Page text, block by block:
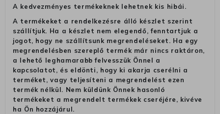
A kedvezményes termékeknek lehetnek kis hibái.
A termékeket a rendelkezésre álló készlet szerint
szállítjuk. Ha a készlet nem elegendő, fenntartjuk a
jogot, hogy ne szállítsunk megrendeléseket. Ha egy
megrendelésben szereplő termék már nincs raktáron,
a lehető leghamarabb felvesszük Önnel a
kapcsolatot, és eldönti, hogy ki akarja cserélni a
terméket, vagy teljesíteni a megrendelést ezen
termék nélkül. Nem küldünk Önnek hasonló
termékeket a megrendelt termékek cseréjére, kivéve
ha Ön hozzájárul.